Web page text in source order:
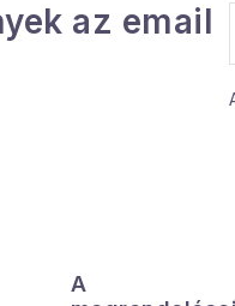
az email
A